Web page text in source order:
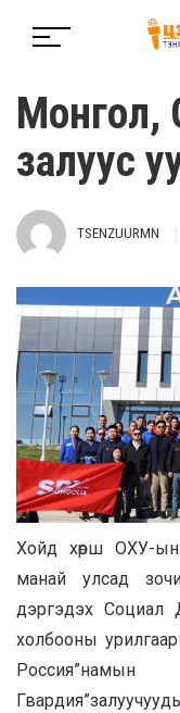
Монгол,
залуус
TSENZUURMN
Хойд хөрш ОХУ-ын
манай улсад
дэргэдэх Социал
холбооны